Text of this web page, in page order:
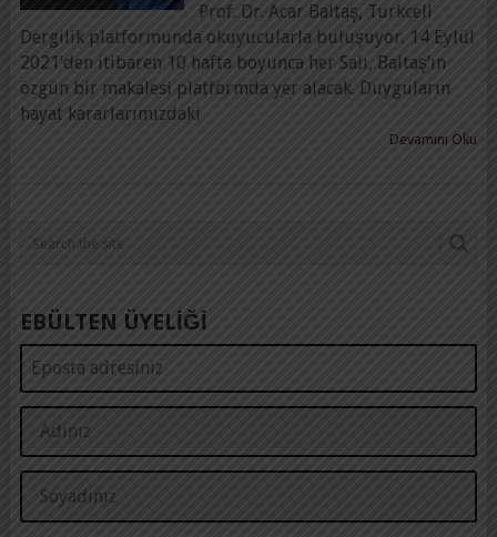
Prof. Dr. Acar Baltaş, Turkcell
Dergilik platformunda okuyucularla buluşuyor. 14 Eylül
2021’den itibaren 10 hafta boyunca her Salı, Baltaş’ın
özgün bir makalesi platformda yer alacak. Duyguların
hayat kararlarımızdaki
Devamını Oku
EBÜLTEN ÜYELİĞİ